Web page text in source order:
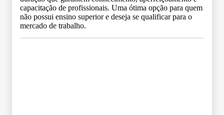
capacitação de profissionais. Uma ótima opção para quem
não possui ensino superior e deseja se qualificar para o
mercado de trabalho.